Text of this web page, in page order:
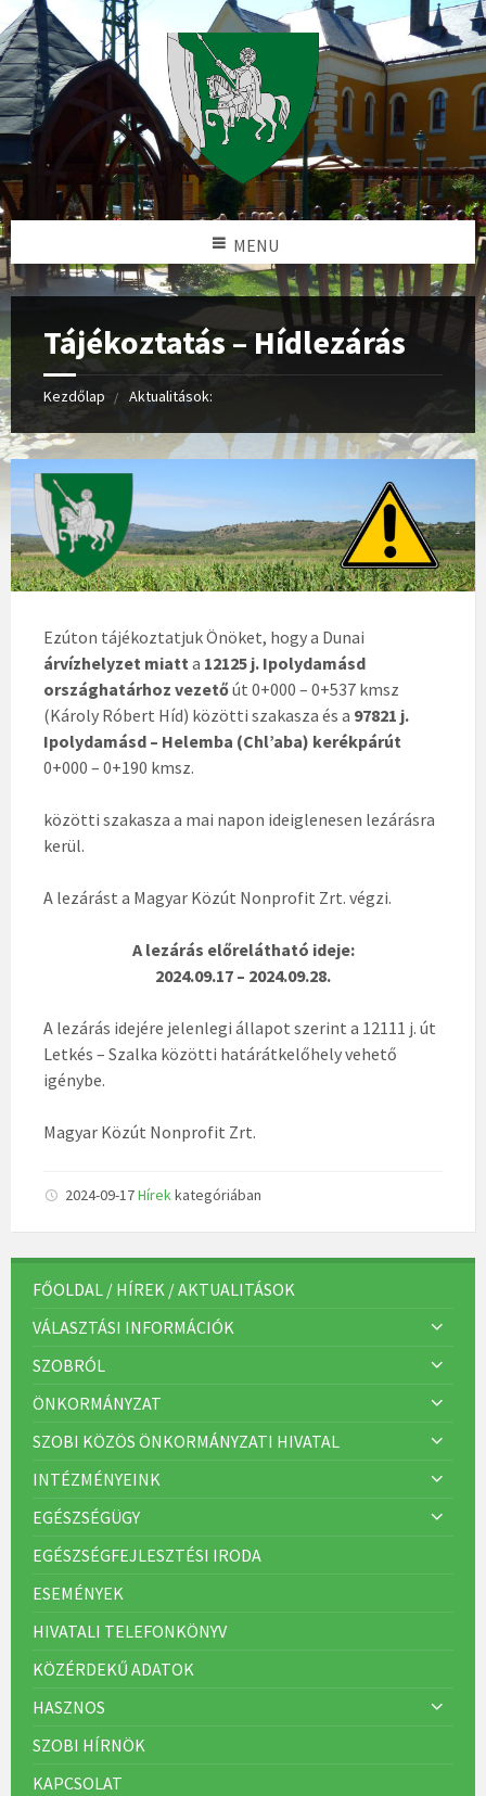
MENU
Tájékoztatás – Hídlezárás
Kezdőlap Aktualitások:
Ezúton tájékoztatjuk Önöket, hogy a Dunai
árvízhelyzet miatt a 12125 j. Ipolydamásd
országhatárhoz vezetőút 0+000 – 0+537 kmsz
(Károly Róbert Híd) közötti szakasza és a 97821 j.
Ipolydamásd – Helemba (Chl’aba) kerékpárút
0+000 – 0+190 kmsz.
közötti szakasza a mai napon ideiglenesen lezárásra
kerül.
A lezárást a Magyar Közút Nonprofit Zrt. végzi.
A lezárás előrelátható ideje:
2024.09.17 – 2024.09.28.
A lezárás idejére jelenlegi állapot szerint a 12111 j. út
Letkés – Szalka közötti határátkelőhely vehető
igénybe.
Magyar Közút Nonprofit Zrt.
2024-09-17Hírekkategóriában
FŐOLDAL / HÍREK / AKTUALITÁSOK
VÁLASZTÁSI INFORMÁCIÓK
SZOBRÓL
ÖNKORMÁNYZAT
SZOBI KÖZÖS ÖNKORMÁNYZATI HIVATAL
INTÉZMÉNYEINK
EGÉSZSÉGÜGY
EGÉSZSÉGFEJLESZTÉSI IRODA
ESEMÉNYEK
HIVATALI TELEFONKÖNYV
KÖZÉRDEKŰ ADATOK
HASZNOS
SZOBI HÍRNÖK
KAPCSOLAT